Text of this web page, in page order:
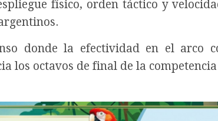
físico, orden táctico y
donde la efectividad en el arco
los octavos de final de la